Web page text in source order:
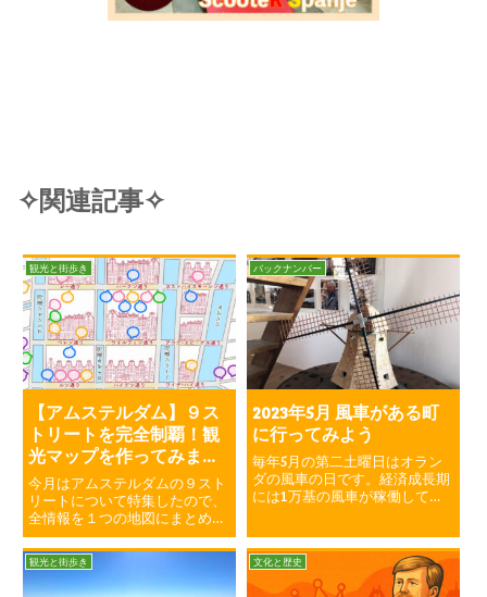
✧関連記事✧
観光と街歩き
【アムステルダム】９ス
トリートを完全制覇！観
光マップを作ってみまし
た
今月はアムステルダムの９スト
リートについて特集したので、
全情報を１つの地図にまとめて
みました。お出かけの参考に使
ってみてください。
バックナンバー
2023年5月 風車がある町
に行ってみよう
毎年5月の第二土曜日はオラン
ダの風車の日です。経済成長期
には1万基の風車が稼働してい
でも風車が残っている街にぶら
りと訪れてみようと思います。
観光と街歩き 文化と歴史